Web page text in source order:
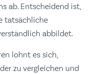
ab. Entscheidend ist,
tatsächliche
abbildet.
lohnt es sich,
zu vergleichen und